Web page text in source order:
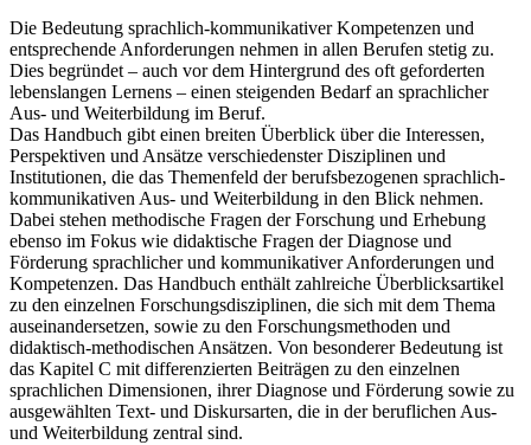
Die Bedeutung sprachlich-kommunikativer Kompetenzen und
entsprechende Anforderungen nehmen in allen Berufen stetig zu.
Dies begründet – auch vor dem Hintergrund des oft geforderten
lebenslangen Lernens – einen steigenden Bedarf an sprachlicher
Aus- und Weiterbildung im Beruf.
Das Handbuch gibt einen breiten Überblick über die Interessen,
Perspektiven und Ansätze verschiedenster Disziplinen und
Institutionen, die das Themenfeld der berufsbezogenen sprachlich-
kommunikativen Aus- und Weiterbildung in den Blick nehmen.
Dabei stehen methodische Fragen der Forschung und Erhebung
ebenso im Fokus wie didaktische Fragen der Diagnose und
Förderung sprachlicher und kommunikativer Anforderungen und
Kompetenzen. Das Handbuch enthält zahlreiche Überblicksartikel
zu den einzelnen Forschungsdisziplinen, die sich mit dem Thema
auseinandersetzen, sowie zu den Forschungsmethoden und
didaktisch-methodischen Ansätzen. Von besonderer Bedeutung ist
das Kapitel C mit differenzierten Beiträgen zu den einzelnen
sprachlichen Dimensionen, ihrer Diagnose und Förderung sowie zu
ausgewählten Text- und Diskursarten, die in der beruflichen Aus-
und Weiterbildung zentral sind.